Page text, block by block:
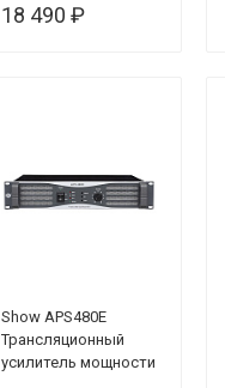
18 490 ₽
Show APS480E
Трансляционный
усилитель мощности